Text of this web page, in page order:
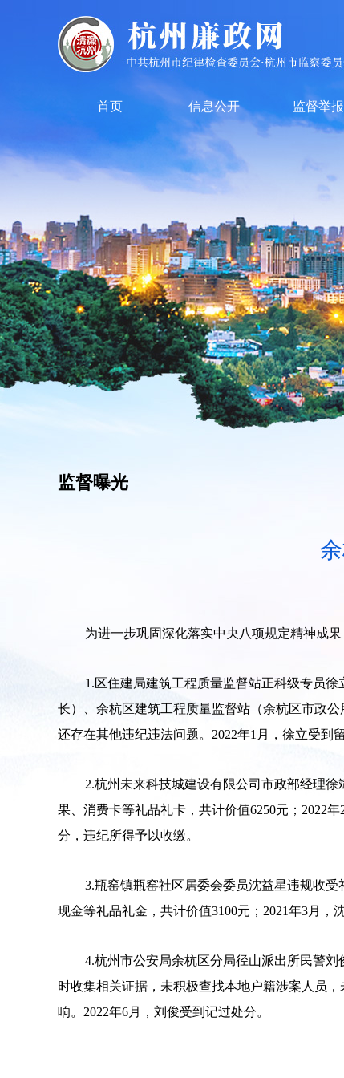
首页 信息公开 监督举报
监督曝光
为进一步巩固深化落实中央八项规定精神成
1.区住建局建筑工程质量监督站正科级专员
长）、余杭区建筑工程质量监督站（余杭区市政
还存在其他违纪违法问题。2022年1月，徐立受到
2.杭州未来科技城建设有限公司市政部经理
果、消费卡等礼品礼卡，共计价值6250元；2022
分，违纪所得予以收缴。
3.瓶窑镇瓶窑社区居委会委员沈益星违规收受
现金等礼品礼金，共计价值3100元；2021年3月，
4.杭州市公安局余杭区分局径山派出所民警
时收集相关证据，未积极查找本地户籍涉案人员
响。2022年6月，刘俊受到记过处分。